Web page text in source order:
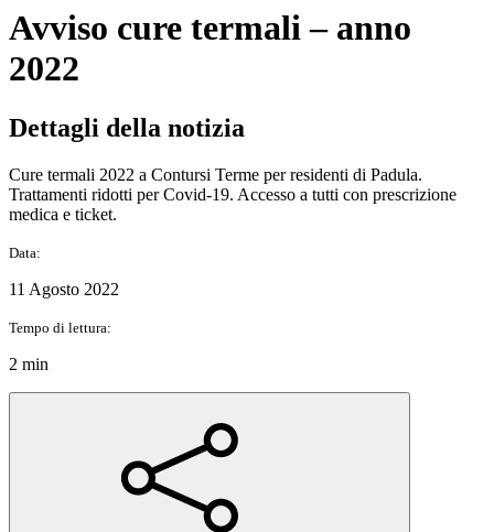
Avviso cure termali – anno
2022
Dettagli della notizia
Cure termali 2022 a Contursi Terme per residenti di Padula.
Trattamenti ridotti per Covid-19. Accesso a tutti con prescrizione
medica e ticket.
Data:
11 Agosto 2022
Tempo di lettura:
2 min